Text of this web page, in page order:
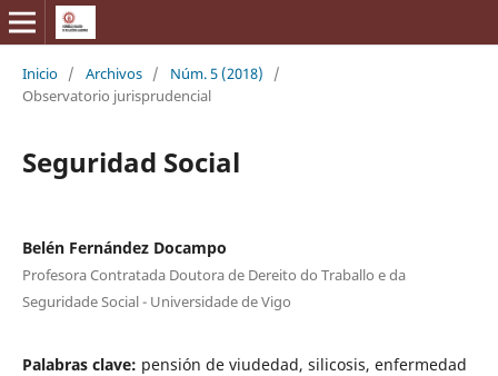
Inicio / Archivos / Núm. 5 (2018)
/
Observatorio jurisprudencial
Seguridad Social
Belén Fernández Docampo
Profesora Contratada Doutora de Dereito do Traballo e da
Seguridade Social - Universidade de Vigo
Palabras clave: pensión de viudedad, silicosis, enfermedad